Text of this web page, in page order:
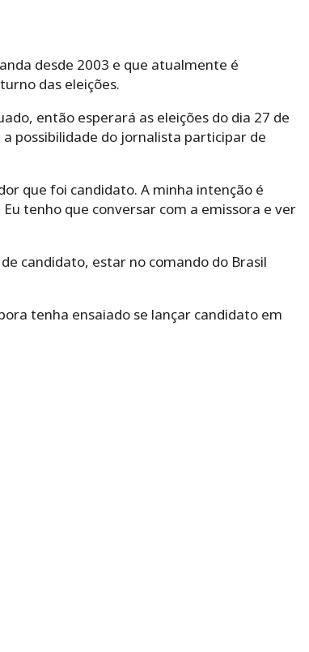
desde 2003 e que atualmente é
das eleições.
então esperará as eleições do dia 27 de
possibilidade do jornalista participar de
que foi candidato. A minha intenção é
tenho que conversar com a emissora e ver
candidato, estar no comando do Brasil
tenha ensaiado se lançar candidato em